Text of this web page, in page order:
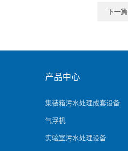
下一篇
产品中心
集装箱污水处理成套设备
气浮机
实验室污水处理设备